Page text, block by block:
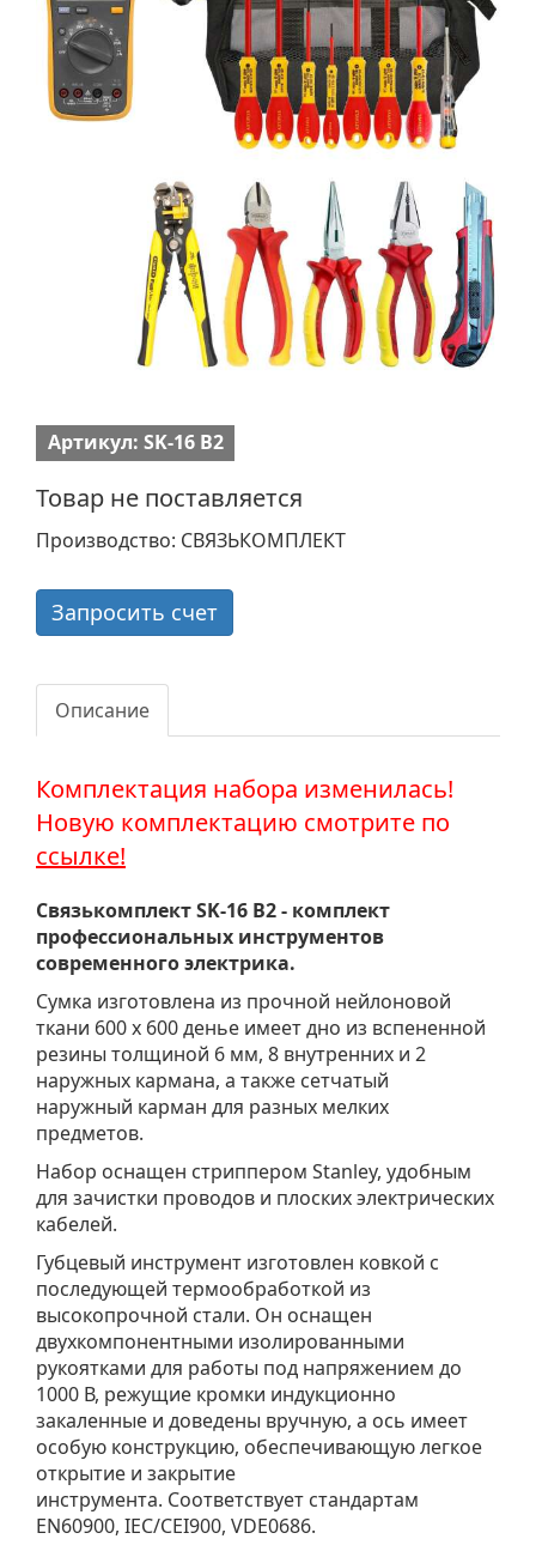
Артикул: SK-16 B2
Товар не поставляется
Производство: СВЯЗЬКОМПЛЕКТ
Запросить счет
Описание
Комплектация набора изменилась!
Новую комплектацию смотрите по
ссылке!
Связькомплект SK-16 B2 - комплект
профессиональных инструментов
современного электрика.
Сумка изготовлена из прочной нейлоновой
ткани 600 x 600 денье имеет дно из вспененной
резины толщиной 6 мм, 8 внутренних и 2
наружных кармана, а также сетчатый
наружный карман для разных мелких
предметов.
Набор оснащен стриппером Stanley, удобным
для зачистки проводов и плоских электрических
кабелей.
Губцевый инструмент изготовлен ковкой с
последующей термообработкой из
высокопрочной стали. Он оснащен
двухкомпонентными изолированными
рукоятками для работы под напряжением до
1000 В, режущие кромки индукционно
закаленные и доведены вручную, а ось имеет
особую конструкцию, обеспечивающую легкое
открытие и закрытие
инструмента. Соответствует стандартам
EN60900, IEC/CEI900, VDE0686.